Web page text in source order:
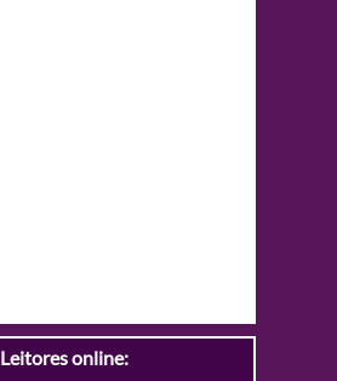
Leitores online: